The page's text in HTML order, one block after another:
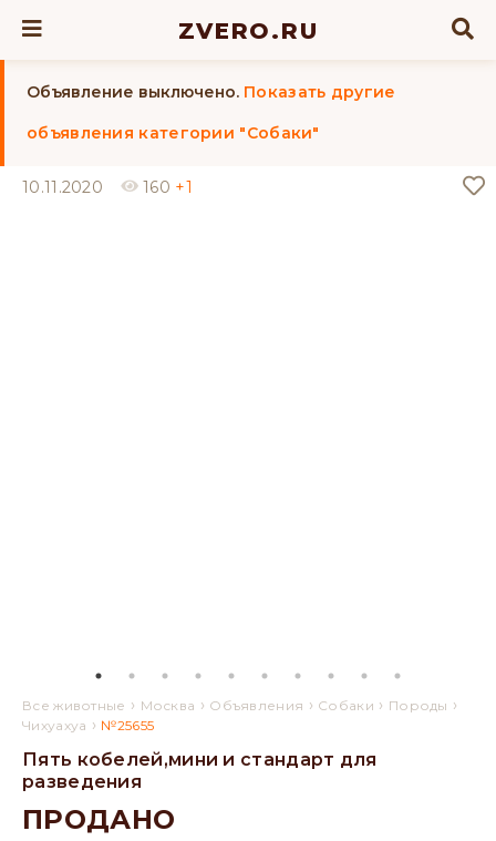
ZVERO.RU
Объявление выключено. Показать другие
объявления категории "Собаки"
10.11.2020 160 +1
Все животные › Москва › Объявления › Собаки › Породы ›
Чихуахуа › №25655
Пять кобелей,мини и стандарт для
разведения
ПРОДАНО